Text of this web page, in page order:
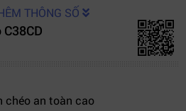
THÔNG SỐ
chéo an toàn cao